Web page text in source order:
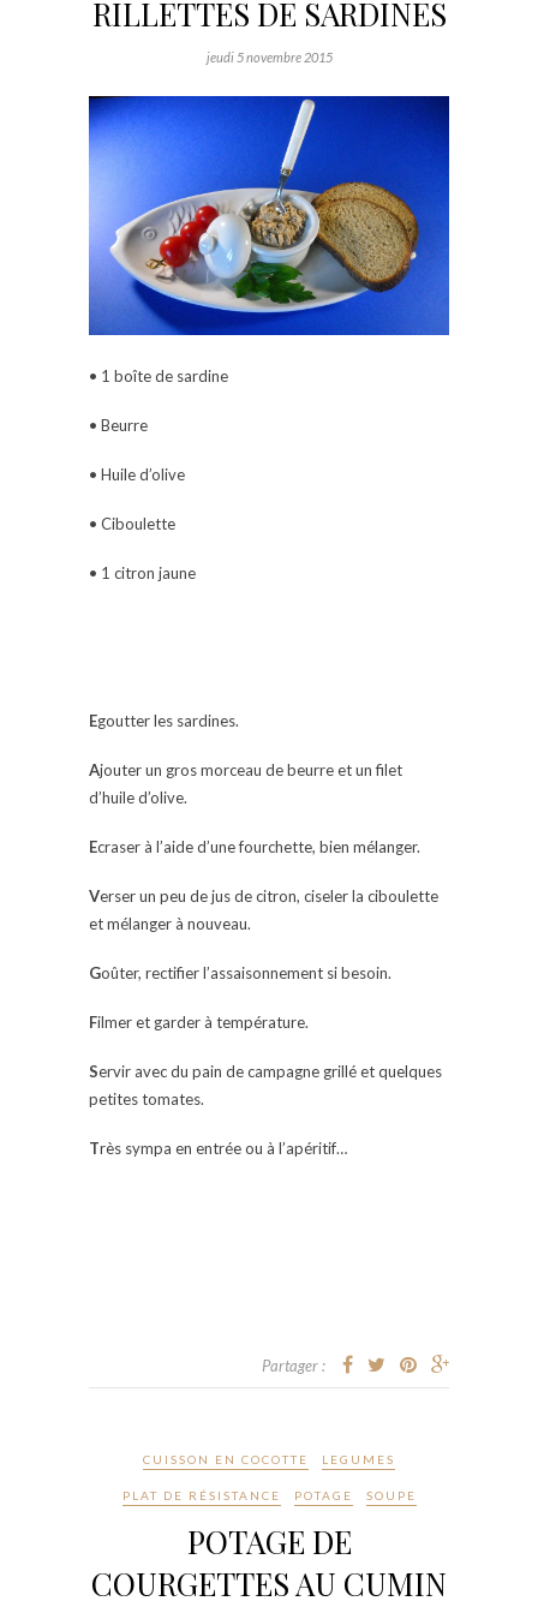
RILLETTES DE SARDINES
jeudi 5 novembre 2015
• 1 boîte de sardine
• Beurre
• Huile d’olive
• Ciboulette
• 1 citron jaune
Egoutter les sardines.
Ajouter un gros morceau de beurre et un filet
d’huile d’olive.
Ecraser à l’aide d’une fourchette, bien mélanger.
Verser un peu de jus de citron, ciseler la ciboulette
et mélanger à nouveau.
Goûter, rectifier l’assaisonnement si besoin.
Filmer et garder à température.
Servir avec du pain de campagne grillé et quelques
petites tomates.
Très sympa en entrée ou à l’apéritif…
Partager :
CUISSON EN COCOTTE LEGUMES
PLAT DE RÉSISTANCE POTAGE SOUPE
POTAGE DE
COURGETTES AU CUMIN